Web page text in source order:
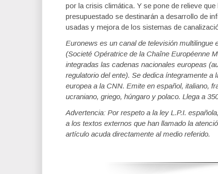
por la crisis climática. Y se pone de relieve
presupuestado se destinarán a desarrollo de
usadas y mejora de los sistemas de
Euronews es un canal de televisión
(Societé Opératrice de la Chaîne Européenne
integradas las cadenas nacionales europeas
regulatorio del ente). Se dedica íntegramente
europea a la CNN. Emite en español, italiano,
ucraniano, griego, húngaro y polaco. Llega a
Advertencia: Por respeto a la ley L.P.I.
a los textos externos que han llamado la
artículo acuda directamente al medio referido.